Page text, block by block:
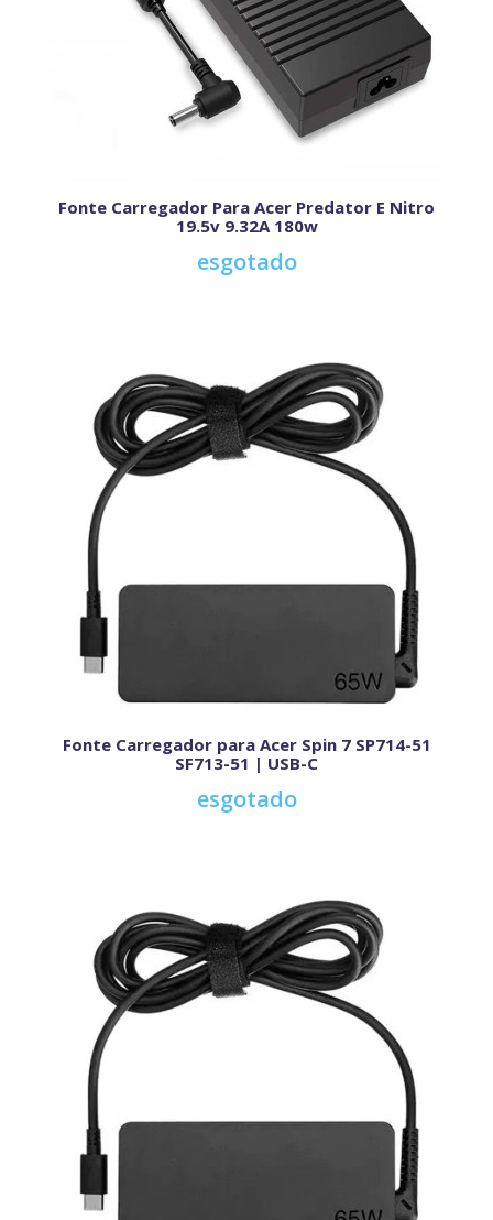
Fonte Carregador Para Acer Predator E Nitro
19.5v 9.32A 180w
esgotado
Fonte Carregador para Acer Spin 7 SP714-51
SF713-51 | USB-C
esgotado